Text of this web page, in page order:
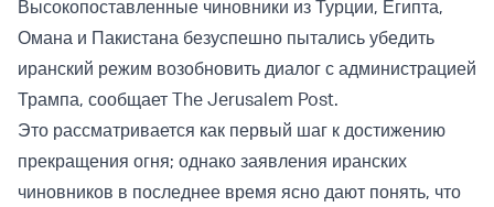
Высокопоставленные чиновники из Турции, Египта,
Омана и Пакистана безуспешно пытались убедить
иранский режим возобновить диалог с администрацией
Трампа, сообщает The Jerusalem Post.
Это рассматривается как первый шаг к достижению
прекращения огня; однако заявления иранских
чиновников в последнее время ясно дают понять, что